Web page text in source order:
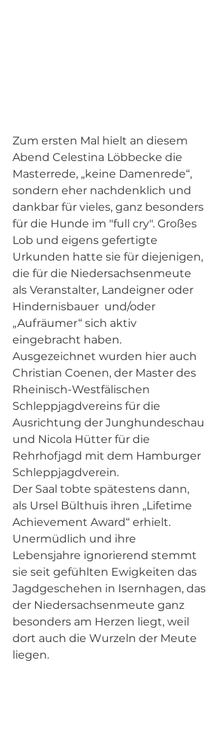
Zum ersten Mal hielt an diesem
Abend Celestina Löbbecke die
Masterrede, „keine Damenrede“,
sondern eher nachdenklich und
dankbar für vieles, ganz besonders
für die Hunde im "full cry". Großes
Lob und eigens gefertigte
Urkunden hatte sie für diejenigen,
die für die Niedersachsenmeute
als Veranstalter, Landeigner oder
Hindernisbauer  und/oder
„Aufräumer“ sich aktiv
eingebracht haben.
Ausgezeichnet wurden hier auch
Christian Coenen, der Master des
Rheinisch-Westfälischen
Schleppjagdvereins für die
Ausrichtung der Junghundeschau
und Nicola Hütter für die
Rehrhofjagd mit dem Hamburger
Schleppjagdverein.
Der Saal tobte spätestens dann,
als Ursel Bülthuis ihren „Lifetime
Achievement Award“ erhielt.
Unermüdlich und ihre
Lebensjahre ignorierend stemmt
sie seit gefühlten Ewigkeiten das
Jagdgeschehen in Isernhagen, das
der Niedersachsenmeute ganz
besonders am Herzen liegt, weil
dort auch die Wurzeln der Meute
liegen.